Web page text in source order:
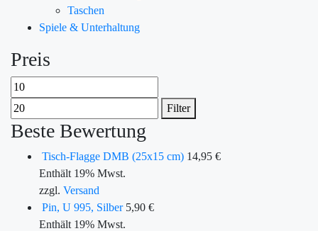
Taschen
Spiele & Unterhaltung
Preis
Filter
Beste Bewertung
Tisch-Flagge DMB (25x15 cm) 14,95 €
Enthält 19% Mwst.
zzgl. Versand
Pin, U 995, Silber 5,90 €
Enthält 19% Mwst.